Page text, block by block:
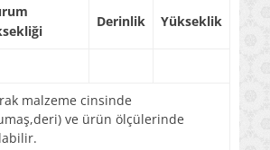
Derinlik Yükseklik
malzeme cinsinde
ve ürün ölçülerinde